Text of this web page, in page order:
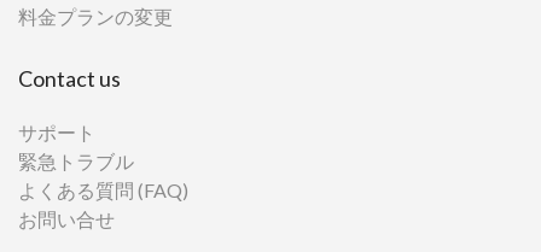
料金プランの変更
Contact us
サポート
緊急トラブル
よくある質問 (FAQ)
お問い合せ